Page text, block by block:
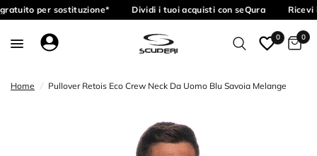
per sostituzione* Dividi i tuoi acquisti con seQura Ricevi
0 0
Home / Pullover Retois Eco Crew Neck Da Uomo Blu Savoia Melange